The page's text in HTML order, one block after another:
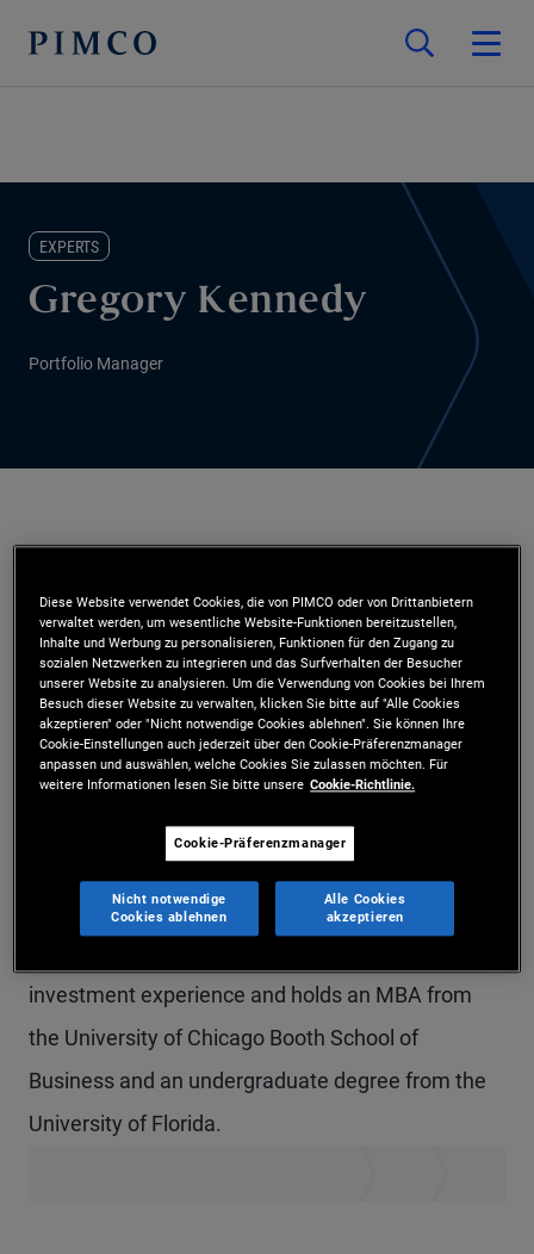
EXPERTS
Gregory Kennedy
Portfolio Manager
portfolio manager in the Newport Beach office,
focused on private and opportunistic credit
investments, including corporate lending, special
situations, and distressed credit. Prior to joining
PIMCO in 2010, he was a principal at Redrock
Capital Management. Previously, Mr. Kennedy
was an associate in the investment banking
division of Goldman Sachs and a senior consultant
investment experience and holds an MBA from
the University of Chicago Booth School of
Business and an undergraduate degree from the
University of Florida.
Diese Website verwendet Cookies, die von PIMCO oder von Drittanbietern
verwaltet werden, um wesentliche Website-Funktionen bereitzustellen,
Inhalte und Werbung zu personalisieren, Funktionen für den Zugang zu
sozialen Netzwerken zu integrieren und das Surfverhalten der Besucher
unserer Website zu analysieren. Um die Verwendung von Cookies bei Ihrem
Besuch dieser Website zu verwalten, klicken Sie bitte auf "Alle Cookies
akzeptieren" oder "Nicht notwendige Cookies ablehnen". Sie können Ihre
Cookie-Einstellungen auch jederzeit über den Cookie-Präferenzmanager
anpassen und auswählen, welche Cookies Sie zulassen möchten. Für
weitere Informationen lesen Sie bitte unsere Cookie-Richtlinie.
Cookie-Präferenzmanager
Nicht notwendige
Cookies ablehnen
Alle Cookies
akzeptieren